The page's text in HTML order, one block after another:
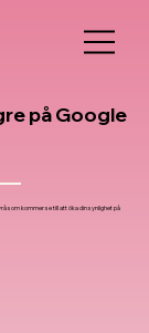
på Google
som kommer se till att öka din synlighet på